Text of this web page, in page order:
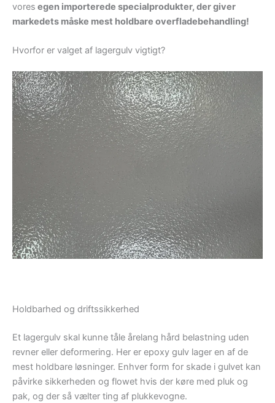
vores egen importerede specialprodukter, der giver
markedets måske mest holdbare overfladebehandling!
Hvorfor er valget af lagergulv vigtigt?
Holdbarhed og driftssikkerhed
Et lagergulv skal kunne tåle årelang hård belastning uden
revner eller deformering. Her er epoxy gulv lager en af de
mest holdbare løsninger. Enhver form for skade i gulvet kan
påvirke sikkerheden og flowet hvis der køre med pluk og
pak, og der så vælter ting af plukkevogne.